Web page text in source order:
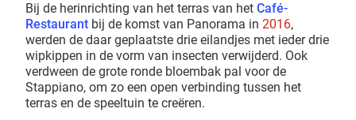
Bij de herinrichting van het terras van het Café-
Restaurant bij de komst van Panorama in 2016,
werden de daar geplaatste drie eilandjes met ieder drie
wipkippen in de vorm van insecten verwijderd. Ook
verdween de grote ronde bloembak pal voor de
Stappiano, om zo een open verbinding tussen het
terras en de speeltuin te creëren.